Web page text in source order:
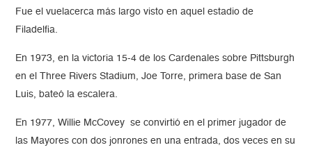
Fue el vuelacerca más largo visto en aquel estadio de
Filadelfia.
En 1973, en la victoria 15-4 de los Cardenales sobre Pittsburgh
en el Three Rivers Stadium, Joe Torre, primera base de San
Luis, bateó la escalera.
En 1977, Willie McCovey se convirtió en el primer jugador de
las Mayores con dos jonrones en una entrada, dos veces en su